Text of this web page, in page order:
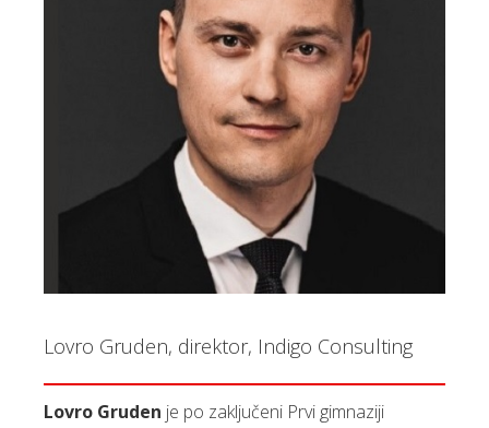
Lovro Gruden, direktor, Indigo Consulting
Lovro Gruden je po zaključeni Prvi gimnaziji